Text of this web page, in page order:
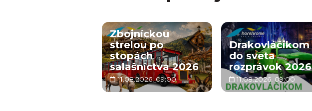
Zbojníckou
strelou po
stopách
salašníctva 2026
11.08.2026, 09:00
Drakovláčikom
do sveta
rozprávok 2026
11.08.2026, 09:00